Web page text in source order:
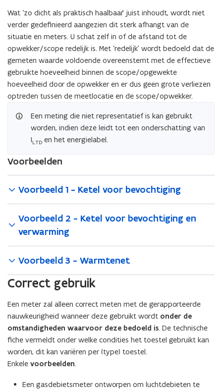
n
n
s
)
Wat ‘zo dicht als praktisch haalbaar’ juist inhoudt, wordt niet
verder gedefinieerd aangezien dit sterk afhangt van de
situatie en meters. U schat zelf in of de afstand tot de
opwekker/scope redelijk is. Met ‘redelijk’ wordt bedoeld dat de
gemeten waarde voldoende overeenstemt met de effectieve
gebruikte hoeveelheid binnen de scope/opgewekte
hoeveelheid door de opwekker en er dus geen grote verliezen
optreden tussen de meetlocatie en de scope/opwekker.
Een meting die niet representatief is kan gebruikt
worden, indien deze leidt tot een onderschatting van
ILTD en het energielabel.
Voorbeelden
Voorbeeld 1 - Ketel voor bevochtiging
Voorbeeld 2 - Ketel voor bevochtiging en
verwarming
Voorbeeld 3 - Warmtenet
Correct gebruik
Een meter zal alleen correct meten met de gerapporteerde
nauwkeurigheid wanneer deze gebruikt wordt onder de
omstandigheden waarvoor deze bedoeld is. De technische
fiche vermeldt onder welke condities het toestel gebruikt kan
worden, dit kan variëren per (type) toestel.
Enkele voorbeelden.
Een gasdebietsmeter ontworpen om luchtdebieten te